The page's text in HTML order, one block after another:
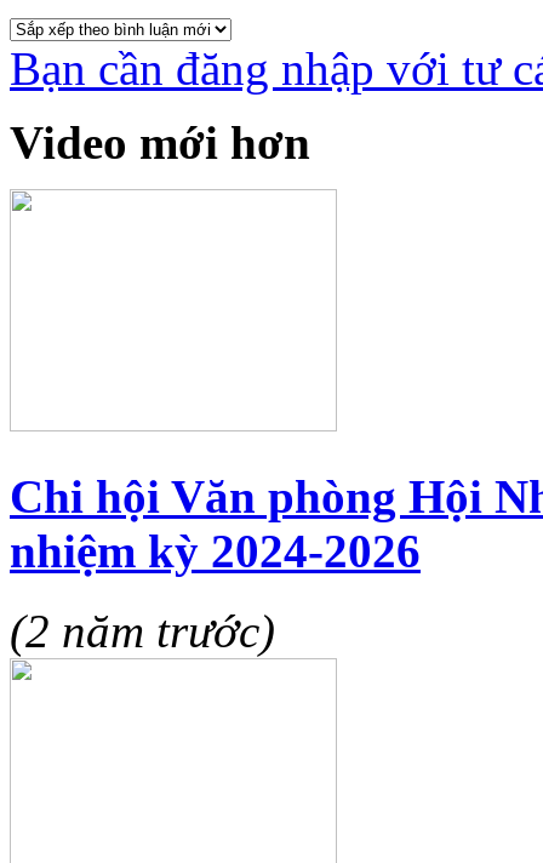
Bạn cần đăng nhập với tư
Video mới hơn
Chi hội Văn phòng Hội
nhiệm kỳ 2024-2026
(2 năm trước)